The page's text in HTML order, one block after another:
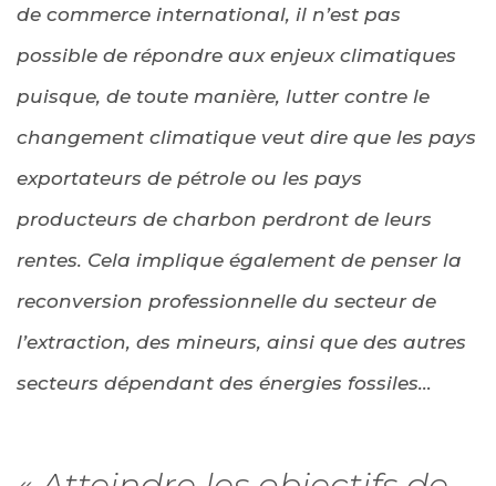
de commerce international, il n’est pas
possible de répondre aux enjeux climatiques
puisque, de toute manière, lutter contre le
changement climatique veut dire que les pays
exportateurs de pétrole ou les pays
producteurs de charbon perdront de leurs
rentes. Cela implique également de penser la
reconversion professionnelle du secteur de
l’extraction, des mineurs, ainsi que des autres
secteurs dépendant des énergies fossiles…